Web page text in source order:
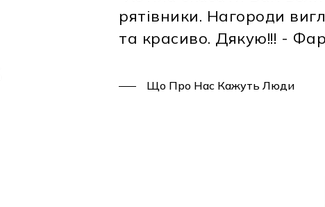
У
рятівники. Нагороди
та красиво. Дякую!!! -
Що Про Нас Кажуть Люди